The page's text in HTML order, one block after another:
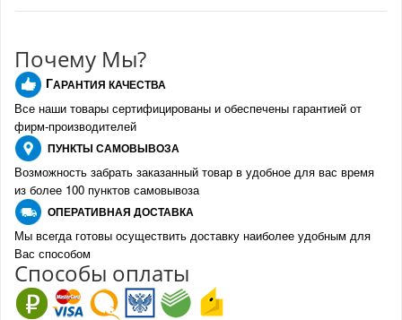
Почему Мы?
ГАРАНТИЯ КАЧЕСТВА
Все наши товары сертифицированы и обеспечены гарантией от
фирм-производителей
ПУНКТЫ САМОВЫВОЗА
Возможность забрать заказанный товар в удобное для вас время
из более 100 пунктов самовывоза
ОПЕРАТИВНАЯ ДОСТАВКА
Мы всегда готовы осуществить доставку наиболее удобным для
Вас способом
Способы оплаты